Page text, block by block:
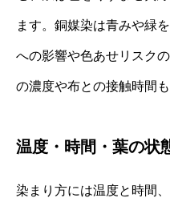
ます。銅媒染は青みや緑
への影響や色あせリスク
の濃度や布との接触時間
温度・時間・葉の状
染まり方には温度と時間